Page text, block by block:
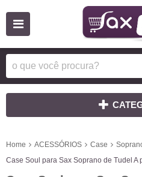
Home ACESSÓRIOS Case
Case Soul para Sax Soprano de Tudel A